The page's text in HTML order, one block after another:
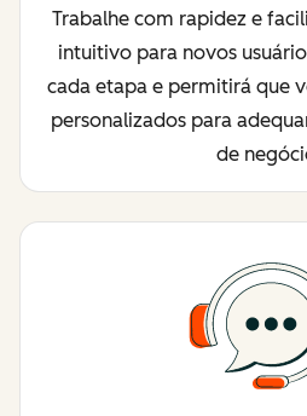
Trabalhe com rapidez e
intuitivo para novos
cada etapa e permitirá que
personalizados para
de